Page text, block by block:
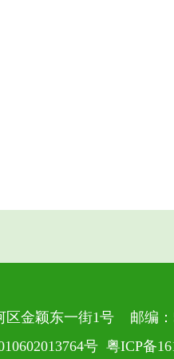
区金颖东一街1号 邮编：
号 粤ICP备